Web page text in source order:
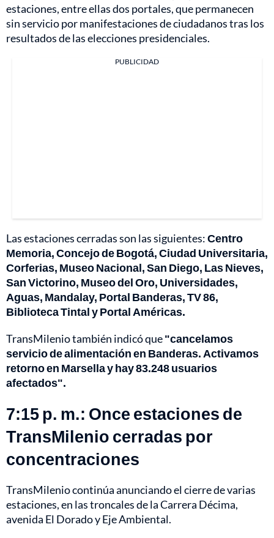
estaciones, entre ellas dos portales, que permanecen
sin servicio por manifestaciones de ciudadanos tras los
resultados de las elecciones presidenciales.
PUBLICIDAD
Las estaciones cerradas son las siguientes:Centro
Memoria, Concejo de Bogotá, Ciudad Universitaria,
Corferias, Museo Nacional, San Diego, Las Nieves,
San Victorino, Museo del Oro, Universidades,
Aguas, Mandalay, Portal Banderas, TV 86,
Biblioteca Tintal y Portal Américas.
TransMilenio también indicó que"cancelamos
servicio de alimentación en Banderas. Activamos
retorno en Marsella y hay 83.248 usuarios
afectados".
7:15 p. m.: Once estaciones de
TransMilenio cerradas por
concentraciones
TransMilenio continúa anunciando el cierre de varias
estaciones, en las troncales de la Carrera Décima,
avenida El Dorado y Eje Ambiental.